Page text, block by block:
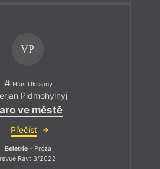
VP
Hlas Ukrajiny
Pidmohylnyj
ve městě
Přečíst
Beletrie– Próza
revue Ravt 3/2022